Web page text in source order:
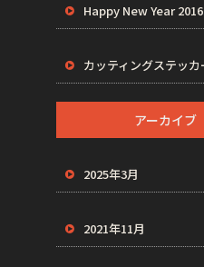
Happy New Year 2016
アーカイブ
2025年3月
2021年11月